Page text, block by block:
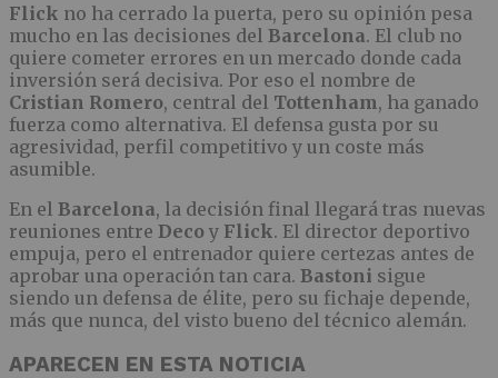
Flick no ha cerrado la puerta, pero su opinión pesa
mucho en las decisiones del Barcelona. El club no
quiere cometer errores en un mercado donde cada
inversión será decisiva. Por eso el nombre de
Cristian Romero, central del Tottenham, ha ganado
fuerza como alternativa. El defensa gusta por su
agresividad, perfil competitivo y un coste más
asumible.
En el Barcelona, la decisión final llegará tras nuevas
reuniones entre Deco y Flick. El director deportivo
empuja, pero el entrenador quiere certezas antes de
aprobar una operación tan cara. Bastoni sigue
siendo un defensa de élite, pero su fichaje depende,
más que nunca, del visto bueno del técnico alemán.
APARECEN EN ESTA NOTICIA